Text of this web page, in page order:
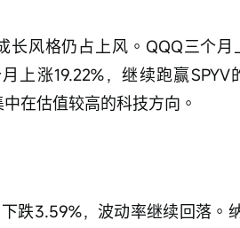
长风格仍占上风。QQQ三个月
月上涨19.22%，继续跑赢
在估值较高的科技方向。
跌3.59%，波动率继续回落。